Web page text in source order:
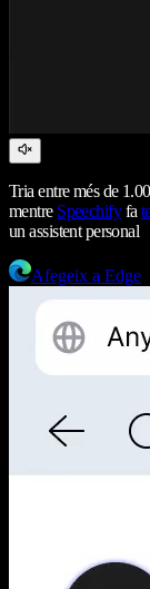
Tria entre més de
mentre Speechifyfa
un assistent personal
Afegeix a Edge